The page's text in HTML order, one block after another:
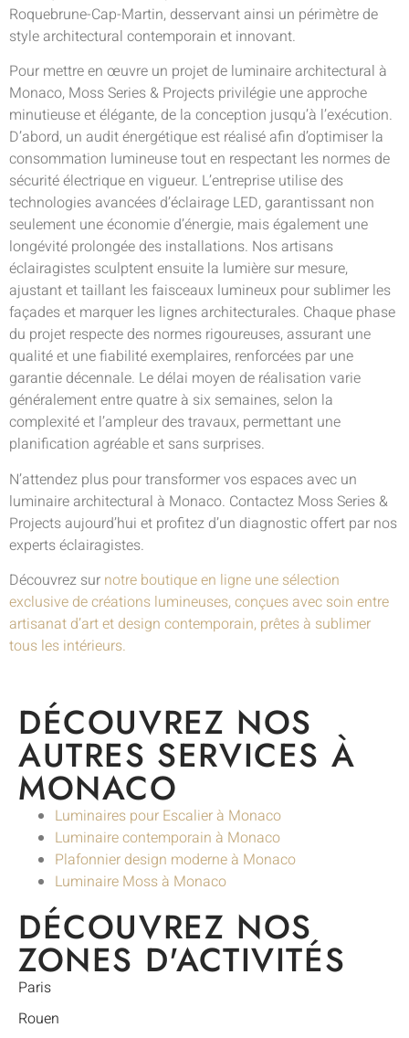
Roquebrune-Cap-Martin, desservant ainsi un périmètre de
style architectural contemporain et innovant.
Pour mettre en œuvre un projet de luminaire architectural à
Monaco, Moss Series & Projects privilégie une approche
minutieuse et élégante, de la conception jusqu’à l’exécution.
D’abord, un audit énergétique est réalisé afin d’optimiser la
consommation lumineuse tout en respectant les normes de
sécurité électrique en vigueur. L’entreprise utilise des
technologies avancées d’éclairage LED, garantissant non
seulement une économie d’énergie, mais également une
longévité prolongée des installations. Nos artisans
éclairagistes sculptent ensuite la lumière sur mesure,
ajustant et taillant les faisceaux lumineux pour sublimer les
façades et marquer les lignes architecturales. Chaque phase
du projet respecte des normes rigoureuses, assurant une
qualité et une fiabilité exemplaires, renforcées par une
garantie décennale. Le délai moyen de réalisation varie
généralement entre quatre à six semaines, selon la
complexité et l’ampleur des travaux, permettant une
planification agréable et sans surprises.
N’attendez plus pour transformer vos espaces avec un
luminaire architectural à Monaco. Contactez Moss Series &
Projects aujourd’hui et profitez d’un diagnostic offert par nos
experts éclairagistes.
Découvrez sur notre boutique en ligne une sélection
exclusive de créations lumineuses, conçues avec soin entre
artisanat d’art et design contemporain, prêtes à sublimer
tous les intérieurs.
DÉCOUVREZ NOS
AUTRES SERVICES À
MONACO
Luminaires pour Escalier à Monaco
Luminaire contemporain à Monaco
Plafonnier design moderne à Monaco
Luminaire Moss à Monaco
DÉCOUVREZ NOS
ZONES D'ACTIVITÉS
Paris
Rouen